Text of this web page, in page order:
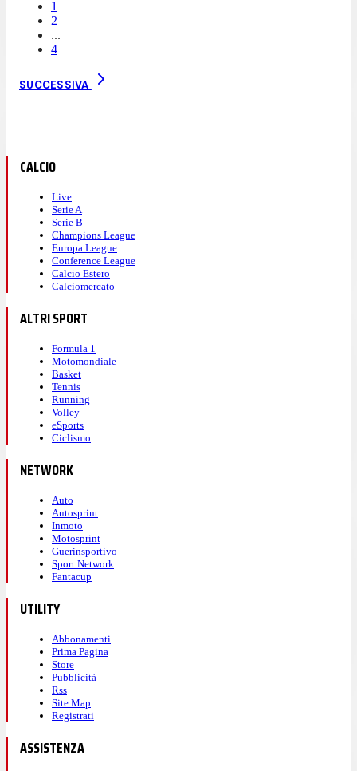
1
2
...
4
SUCCESSIVA
CALCIO
Live
Serie A
Serie B
Champions League
Europa League
Conference League
Calcio Estero
Calciomercato
ALTRI SPORT
Formula 1
Motomondiale
Basket
Tennis
Running
Volley
eSports
Ciclismo
NETWORK
Auto
Autosprint
Inmoto
Motosprint
Guerinsportivo
Sport Network
Fantacup
UTILITY
Abbonamenti
Prima Pagina
Store
Pubblicità
Rss
Site Map
Registrati
ASSISTENZA